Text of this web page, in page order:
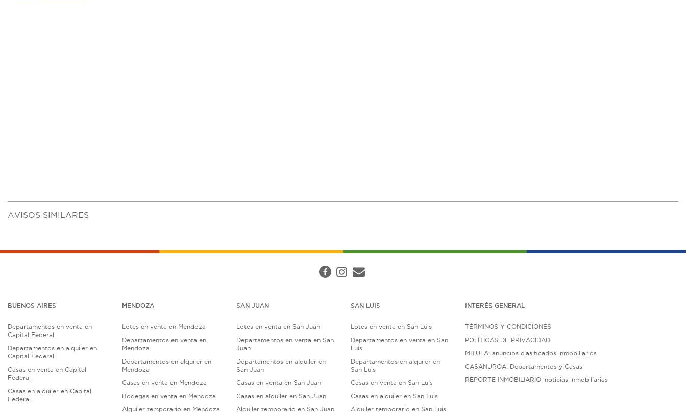
AVISOS SIMILARES
BUENOS AIRES
Departamentos en venta en
Capital Federal
Departamentos en alquiler en
Capital Federal
Casas en venta en Capital
Federal
Casas en alquiler en Capital
Federal
MENDOZA
Lotes en venta en Mendoza
Departamentos en venta en
Mendoza
Departamentos en alquiler en
Mendoza
Casas en venta en Mendoza
Bodegas en venta en Mendoza
Alquiler temporario en Mendoza
SAN JUAN
Lotes en venta en San Juan
Departamentos en venta en San
Juan
Departamentos en alquiler en
San Juan
Casas en venta en San Juan
Casas en alquiler en San Juan
Alquiler temporario en San Juan
SAN LUIS
Lotes en venta en San Luis
Departamentos en venta en San
Luis
Departamentos en alquiler en
San Luis
Casas en venta en San Luis
Casas en alquiler en San Luis
Alquiler temporario en San Luis
INTERÉS GENERAL
TÉRMINOS Y CONDICIONES
POLÍTICAS DE PRIVACIDAD
MITULA: anuncios clasificados inmobiliarios
CASANUROA: Departamentos y Casas
REPORTE INMOBILIARIO: noticias inmobiliarias